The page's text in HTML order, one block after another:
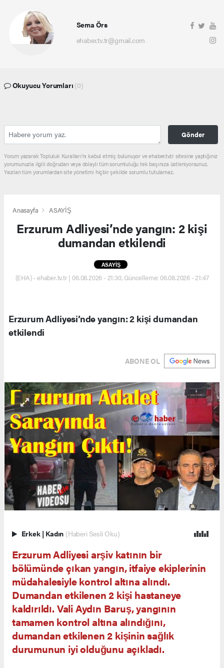
Sema Örs
ehaber.tv.tr@gmail.com
Okuyucu Yorumları (0)
Gönder
Yorum yazarak Topluluk Kuralları’nı kabul etmiş bulunuyor ve ehaber.tv.tr sitesine yaptığınız
yorumunuzla ilgili doğrudan veya dolaylı tüm sorumluluğu tek başınıza üstleniyorsunuz.
Yazılan tüm yorumlardan site yönetimi hiçbir şekilde sorumlu tutulamaz.
Anasayfa ASAYİŞ
Erzurum Adliyesi’nde yangın: 2 kişi
dumandan etkilendi
ASAYİŞ
(EHA) - ehaber.tv.tr | 06.08.2026 - 21:30, Güncelleme: 06.08.2026 - 21:47
Erzurum Adliyesi’nde yangın: 2 kişi dumandan
etkilendi
ABONE OL
Erkek | Kadın (Haberi Sesli Oku)
Erzurum Adliyesi arşiv katının bir
bölümünde çıkan yangın, itfaiye ekiplerinin
müdahalesiyle kontrol altına alındı.
Dumandan etkilenen 2 kişi hastaneye
kaldırıldı. Vali Aydın Baruş, yangının
tamamen kontrol altına alındığını,
dumandan etkilenen 2 kişinin sağlık
durumunun iyi olduğunu açıkladı.